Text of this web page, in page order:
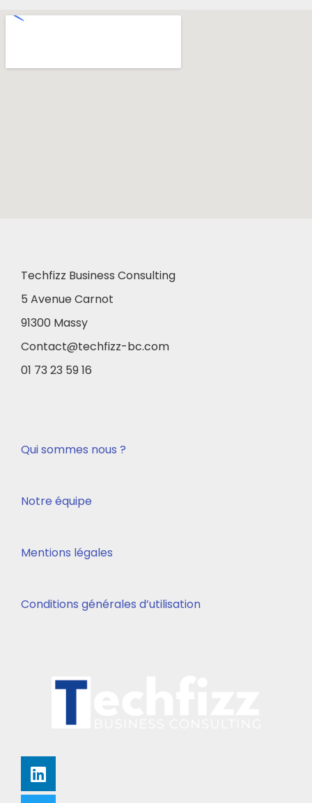
Techfizz Business Consulting
5 Avenue Carnot
91300 Massy
Contact@techfizz-bc.com
01 73 23 59 16
Qui sommes nous ?
Notre équipe
Mentions légales
Conditions générales d’utilisation